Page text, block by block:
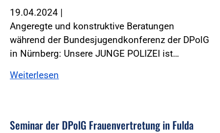
19.04.2024 |
Angeregte und konstruktive Beratungen
während der Bundesjugendkonferenz der DPolG
in Nürnberg: Unsere JUNGE POLIZEI ist…
Weiterlesen
Seminar der DPolG Frauenvertretung in Fulda